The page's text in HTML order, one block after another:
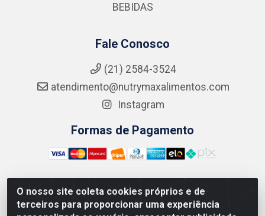
O nosso site coleta cookies próprios e de
terceiros para proporcionar uma experiência
BEBIDAS
Fale Conosco
(21) 2584-3524
atendimento@nutrymaxalimentos.com
Instagram
Formas de Pagamento
NUTRY MAX COMÉRCIO DE PRODUTOS ALIMENTICIOS
LTDA - RUA DO FEIJÃO, 721 PENHA CIRCULAR/RJ -